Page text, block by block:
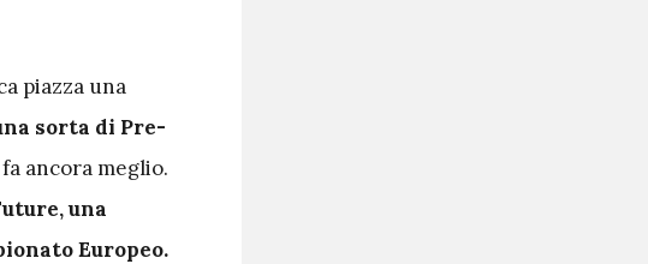
piazza una
sorta di Pre-
fa ancora meglio.
una
Europeo.